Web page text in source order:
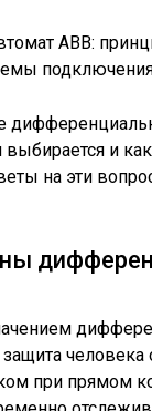
и
на эти
защита
при прямом